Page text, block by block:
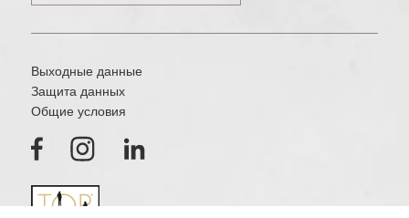
Выходные данные
Защита данных
Общие условия